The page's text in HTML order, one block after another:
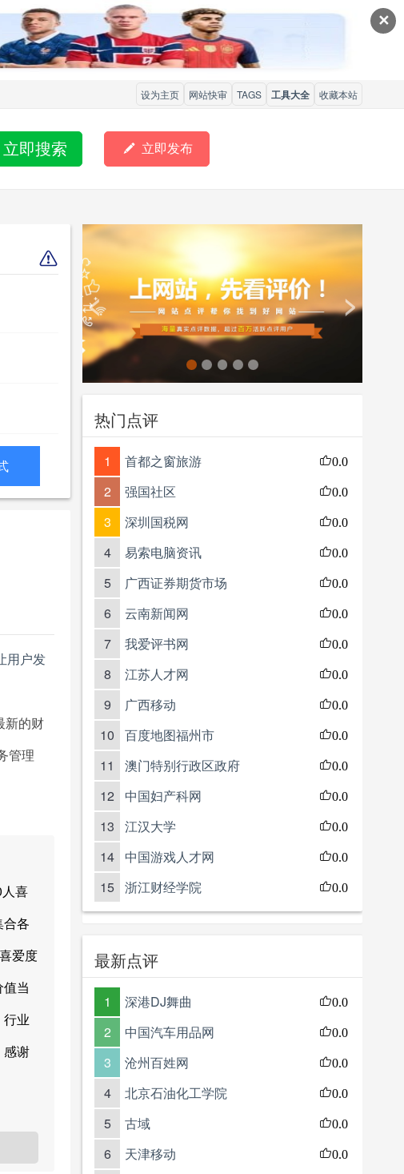
✕
设为主页 网站快审 TAGS 工具大全 收藏本站
立即搜索  立即发布
用户发
新的财
管理
喜
各
爱度
当
业
感谢
< >
热门点评
1 首都之窗旅游 0.0
2 强国社区 0.0
3 深圳国税网 0.0
4 易索电脑资讯 0.0
5 广西证券期货市场 0.0
6 云南新闻网 0.0
7 我爱评书网 0.0
8 江苏人才网 0.0
9 广西移动 0.0
10 百度地图福州市 0.0
11 澳门特别行政区政府 0.0
12 中国妇产科网 0.0
13 江汉大学 0.0
14 中国游戏人才网 0.0
15 浙江财经学院 0.0
最新点评
1 深港DJ舞曲 0.0
2 中国汽车用品网 0.0
3 沧州百姓网 0.0
4 北京石油化工学院 0.0
5 古域 0.0
6 天津移动 0.0